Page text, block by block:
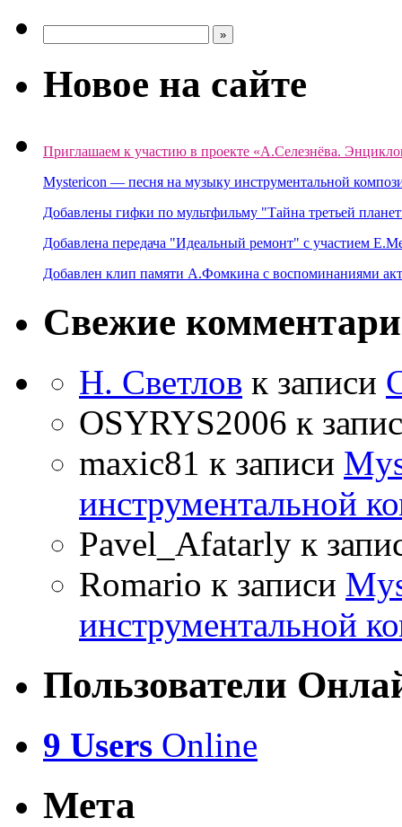
Новое на сайте
Приглашаем к участию в проекте «А.Селезнёва.
Mystericon — песня на музыку инструментальной
Добавлены гифки по мультфильму "Тайна третьей
Добавлена передача "Идеальный ремонт" с участием
Добавлен клип памяти А.Фомкина с воспоминаниями
Свежие
Н. Светлов к записи
OSYRYS2006 к
maxic81 к записи
инструментальной
Pavel_Afatarly к
Romario к записи
инструментальной
Пользователи
9 Users Online
Мета